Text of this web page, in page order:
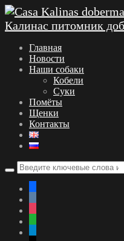
Главная
Новости
Наши собаки
Кобели
Суки
Помёты
Щенки
Контакты